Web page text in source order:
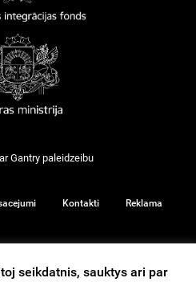
Gantry paleidzeibu
Kontakti Reklama
© 2026seikdatnis, sauktys ari par